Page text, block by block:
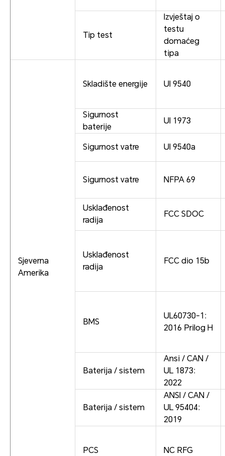
Tip test
Izvještaj o
testu
domaćeg
tipa
Sjeverna
Amerika
Skladište energije Ul 9540
Sigurnost
baterije
Ul 1973
Sigurnost vatre Ul 9540a
Sigurnost vatre NFPA 69
Usklađenost
radija
FCC SDOC
Usklađenost
radija
FCC dio 15b
BMS
UL60730-1:
2016 Prilog H
Baterija / sistem
Ansi / CAN /
UL 1873:
2022
Baterija / sistem
ANSI / CAN /
UL 95404:
2019
PCS NC RFG